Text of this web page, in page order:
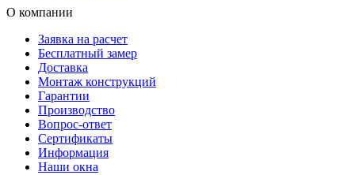
О компании
Заявка на расчет
Бесплатный замер
Доставка
Монтаж конструкций
Гарантии
Производство
Вопрос-ответ
Сертификаты
Информация
Наши окна